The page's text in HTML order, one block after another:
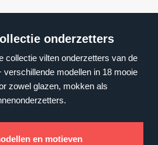
onderzetters
collectie vilten onderzetters van de
verschillende modellen in 18 mooie
zowel glazen, mokken als
en motieven